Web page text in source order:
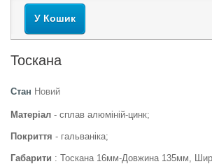
У Кошик
Тоскана
Стан Новий
Матеріал - сплав алюміній-цинк;
Покриття - гальваніка;
Габарити : Тоскана 16мм-Довжина 135мм,